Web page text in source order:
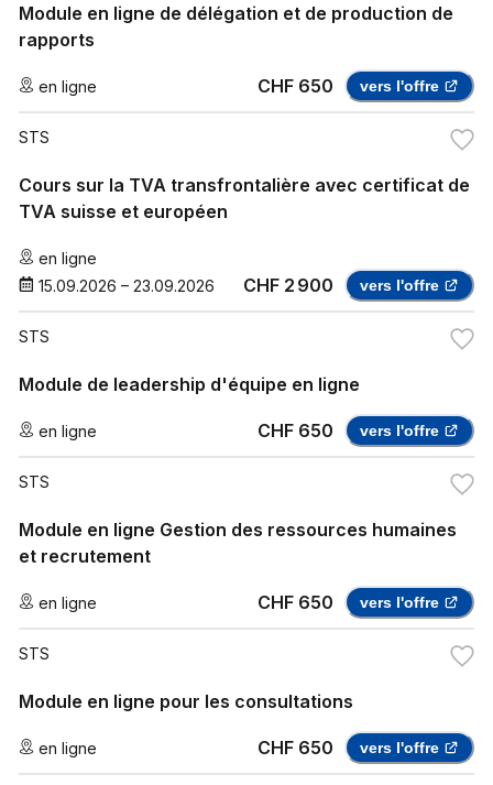
Module en ligne de délégation et de production de
rapports
en ligne CHF 650 vers l'offre
STS
Cours sur la TVA transfrontalière avec certificat de
TVA suisse et européen
en ligne
15.09.2026 – 23.09.2026 CHF 2 900 vers l'offre
STS
Module de leadership d'équipe en ligne
en ligne CHF 650 vers l'offre
STS
Module en ligne Gestion des ressources humaines
et recrutement
en ligne CHF 650 vers l'offre
STS
Module en ligne pour les consultations
en ligne CHF 650 vers l'offre